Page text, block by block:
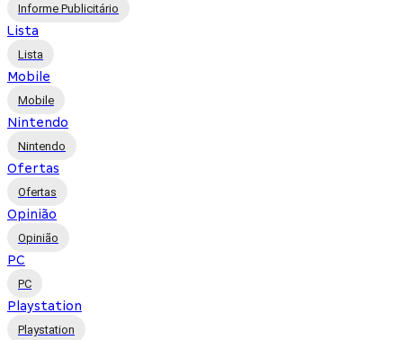
Informe Publicitário
Lista
Lista
Mobile
Mobile
Nintendo
Nintendo
Ofertas
Ofertas
Opinião
Opinião
PC
PC
Playstation
Playstation